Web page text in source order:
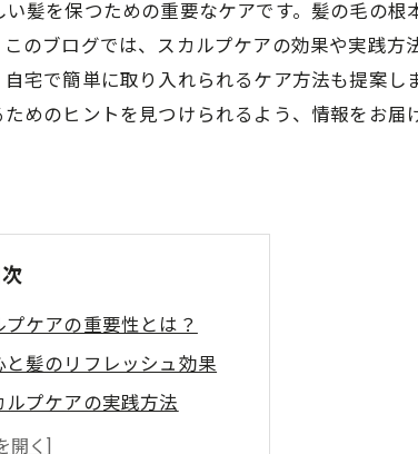
髪を保つための重要なケアです。髪の毛の根
のブログでは、スカルプケアの効果や実践方
宅で簡単に取り入れられるケア方法も提案し
めのヒントを見つけられるよう、情報をお届
次
ケアの重要性とは？
髪のリフレッシュ効果
プケアの実践方法
でのスカルプケアの魅力